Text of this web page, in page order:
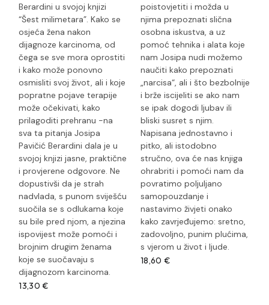
Berardini u svojoj knjizi
“Šest milimetara”. Kako se
osjeća žena nakon
dijagnoze karcinoma, od
čega se sve mora oprostiti
i kako može ponovno
osmisliti svoj život, ali i koje
popratne pojave terapije
može očekivati, kako
prilagoditi prehranu -na
sva ta pitanja Josipa
Pavičić Berardini dala je u
svojoj knjizi jasne, praktične
i provjerene odgovore. Ne
dopustivši da je strah
nadvlada, s punom sviješću
suočila se s odlukama koje
su bile pred njom, a njezina
ispovijest može pomoći i
brojnim drugim ženama
koje se suočavaju s
dijagnozom karcinoma.
13,30€
poistovjetiti i možda u
njima prepoznati slična
osobna iskustva, a uz
pomoć tehnika i alata koje
nam Josipa nudi možemo
naučiti kako prepoznati
„narcisa“, ali i što bezbolnije
i brže iscijeliti se ako nam
se ipak dogodi ljubav ili
bliski susret s njim.
Napisana jednostavno i
pitko, ali istodobno
stručno, ova će nas knjiga
ohrabriti i pomoći nam da
povratimo poljuljano
samopouzdanje i
nastavimo živjeti onako
kako zavrjeđujemo: sretno,
zadovoljno, punim plućima,
s vjerom u život i ljude.
18,60€